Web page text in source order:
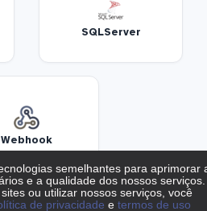
SQLServer
Webhook